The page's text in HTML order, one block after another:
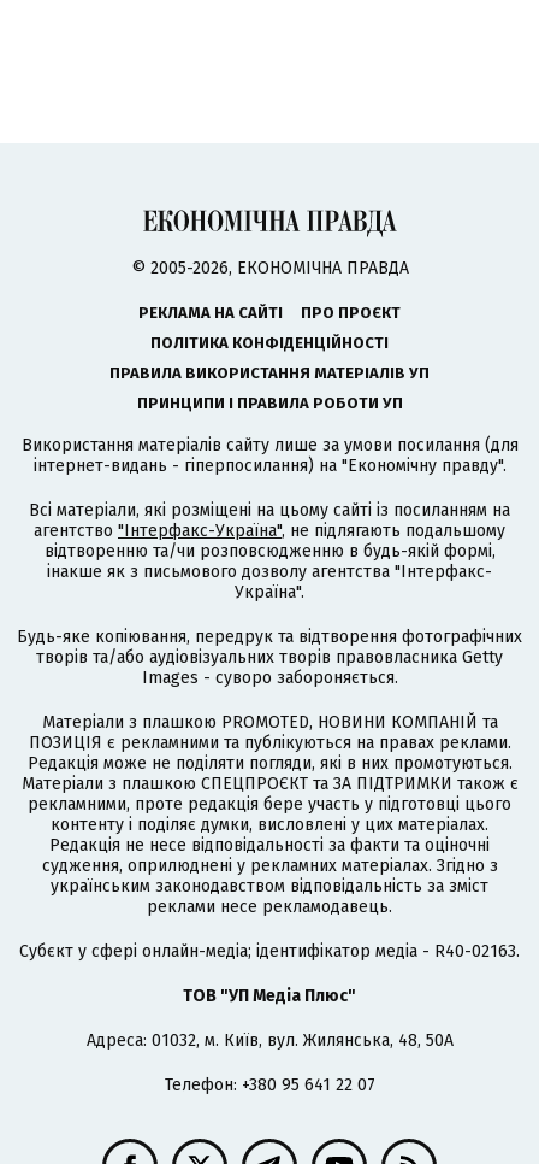
© 2005-2026, ЕКОНОМІЧНА ПРАВДА
РЕКЛАМА НА САЙТІ
ПРО ПРОЄКТ
ПОЛІТИКА КОНФІДЕНЦІЙНОСТІ
ПРАВИЛА ВИКОРИСТАННЯ МАТЕРІАЛІВ УП
ПРИНЦИПИ І ПРАВИЛА РОБОТИ УП
Використання матеріалів сайту лише за умови посилання (для
інтернет-видань - гіперпосилання) на "Економічну правду".
Всі матеріали, які розміщені на цьому сайті із посиланням на
агентство "Інтерфакс-Україна", не підлягають подальшому
відтворенню та/чи розповсюдженню в будь-якій формі,
інакше як з письмового дозволу агентства "Інтерфакс-
Україна".
Будь-яке копіювання, передрук та відтворення фотографічних
творів та/або аудіовізуальних творів правовласника Getty
Images - суворо забороняється.
Матеріали з плашкою PROMOTED, НОВИНИ КОМПАНІЙ та
ПОЗИЦІЯ є рекламними та публікуються на правах реклами.
Редакція може не поділяти погляди, які в них промотуються.
Матеріали з плашкою СПЕЦПРОЄКТ та ЗА ПІДТРИМКИ також є
рекламними, проте редакція бере участь у підготовці цього
контенту і поділяє думки, висловлені у цих матеріалах.
Редакція не несе відповідальності за факти та оціночні
судження, оприлюднені у рекламних матеріалах. Згідно з
українським законодавством відповідальність за зміст
реклами несе рекламодавець.
Cубєкт у сфері онлайн-медіа; ідентифікатор медіа - R40-02163.
ТОВ "УП Медіа Плюс"
Адреса: 01032, м. Київ, вул. Жилянська, 48, 50А
Телефон: +380 95 641 22 07